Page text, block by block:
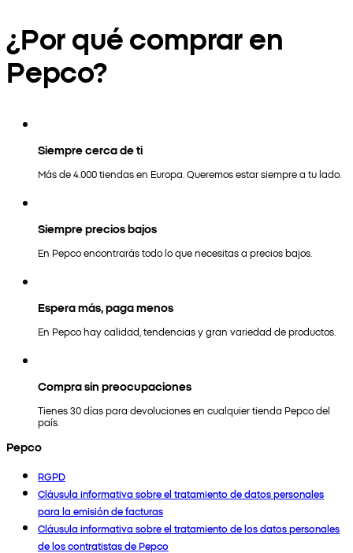
¿Por qué comprar en
Pepco?
Siempre cerca de ti
Más de 4.000 tiendas en Europa. Queremos estar siempre a tu lado.
Siempre precios bajos
En Pepco encontrarás todo lo que necesitas a precios bajos.
Espera más, paga menos
En Pepco hay calidad, tendencias y gran variedad de productos.
Compra sin preocupaciones
Tienes 30 días para devoluciones en cualquier tienda Pepco del
país.
Pepco
RGPD
Cláusula informativa sobre el tratamiento de datos personales
para la emisión de facturas
Cláusula informativa sobre el tratamiento de los datos personales
de los contratistas de Pepco